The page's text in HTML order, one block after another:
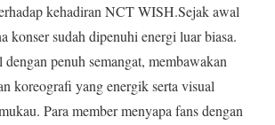
kehadiran NCT WISH.Sejak awal
konser sudah dipenuhi energi luar biasa.
penuh semangat, membawakan
koreografi yang energik serta visual
Para member menyapa fans dengan